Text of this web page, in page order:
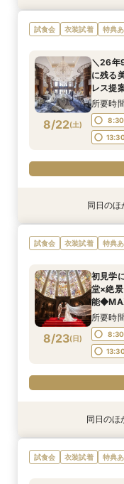
8/21(金)
＜初見
じっく
8/21(金)
【
の形
所要時
試食会 衣装試着 特典
8/22(土)
＼26年
に残る
レス提
食付
所要時
衣装試着 特典
8/22(土)
【歴史
和牛4
所要時
衣装試着 特典
8/22(土)
《唯一
え抜群
堪能＊
所要時
衣装試着 特典
8/22(土)
＜初見
場×絶品
衣装試着 特典
8/22(土)
＜料理
美食体
所要時
衣装試着 特典
8/22(土)
トレン
出*絶品
同日のほ
試食会 衣装試着 特典
8/23(日)
初見学
堂×絶
能
所要時
衣装試着 特典
【歴史
和牛4
衣装試着 特典
＜料理
美食体
衣装試着 特典
トレン
出*絶品
衣装試着 特典
初見学
プ》都
同日のほ
試食会 衣装試着 特典